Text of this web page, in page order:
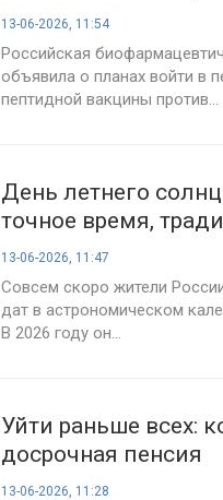
13-06-2026, 11:54
Российская
объявила о планах войти в
пептидной вакцины против...
День летнего
точное время,
13-06-2026, 11:47
Совсем скоро жители
дат в астрономическом
В 2026 году он...
Уйти раньше всех:
досрочная пенсия
13-06-2026, 11:28